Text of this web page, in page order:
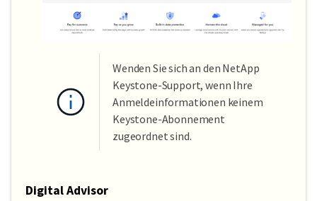
Wenden Sie sich an den NetApp
Keystone-Support, wenn Ihre
Anmeldeinformationen keinem
Keystone-Abonnement
zugeordnet sind.
Digital Advisor